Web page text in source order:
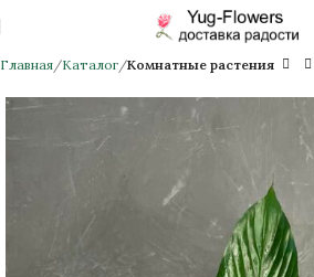
Главная Каталог Комнатные растения